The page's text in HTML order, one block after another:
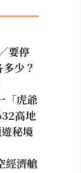
要停
少？
「虎爺
高地
秘境
經濟艙